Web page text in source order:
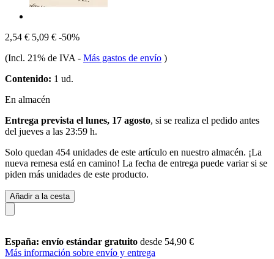
2,54 € 5,09 € -50%
(Incl. 21% de IVA - Más gastos de envío )
Contenido: 1 ud.
En almacén
Entrega prevista el lunes, 17 agosto, si se realiza el pedido antes
del jueves a las 23:59 h.
Solo quedan 454 unidades de este artículo en nuestro almacén. ¡La
nueva remesa está en camino! La fecha de entrega puede variar si se
piden más unidades de este producto.
Añadir a la cesta
España: envío estándar gratuito desde 54,90 €
Más información sobre envío y entrega